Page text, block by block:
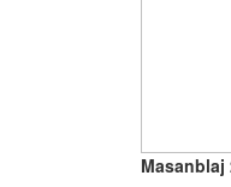
Masanblaj